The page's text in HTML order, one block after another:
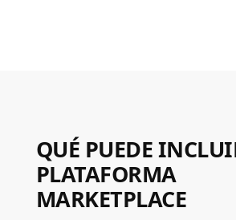
QUÉ PUEDE
PLATAFORMA
MARKETPLACE